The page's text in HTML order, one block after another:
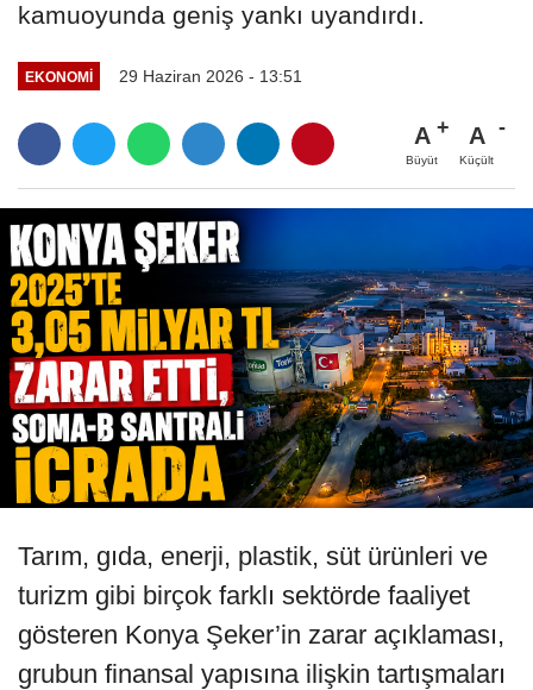
kamuoyunda geniş yankı uyandırdı.
EKONOMI 29 Haziran 2026 - 13:51
A
Büyüt
A
Küçült
Tarım, gıda, enerji, plastik, süt ürünleri ve
turizm gibi birçok farklı sektörde faaliyet
gösteren Konya Şeker’in zarar açıklaması,
grubun finansal yapısına ilişkin tartışmaları